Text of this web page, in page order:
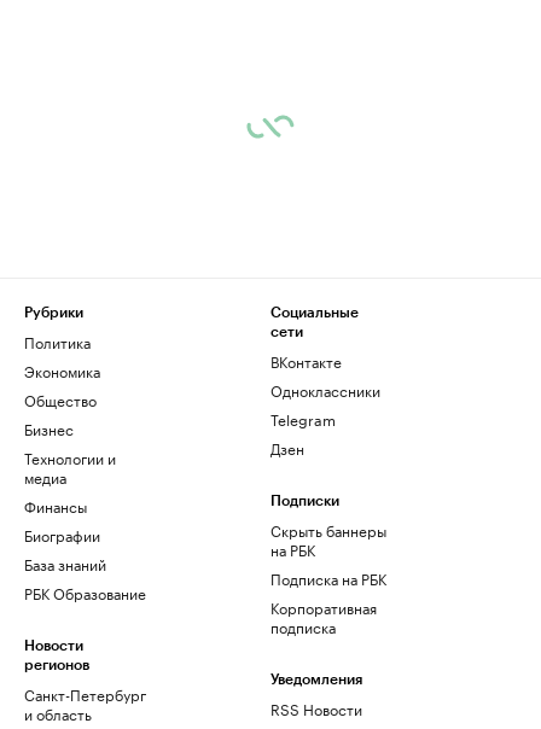
Рубрики
Политика
Экономика
Общество
Бизнес
Технологии и
медиа
Финансы
Биографии
База знаний
РБК Образование
Новости
регионов
Санкт-Петербург
и область
Социальные
сети
ВКонтакте
Одноклассники
Telegram
Дзен
Подписки
Скрыть баннеры
на РБК
Подписка на РБК
Корпоративная
подписка
Уведомления
RSS Новости